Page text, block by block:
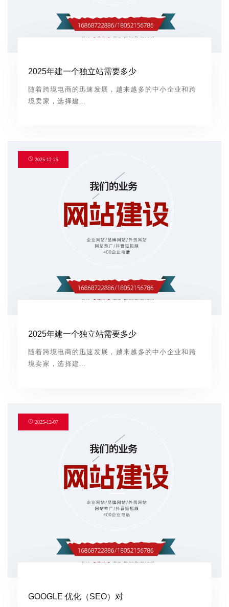
2025年建一个独立站需要多少
随着跨境电商的迅速发展，越来越多的中小企业和跨
境卖家，选择建...
2025-12-25
2025年建一个独立站需要多少
随着跨境电商的迅速发展，越来越多的中小企业和跨
境卖家，选择建...
2025-12-07
GOOGLE 优化（SEO）对